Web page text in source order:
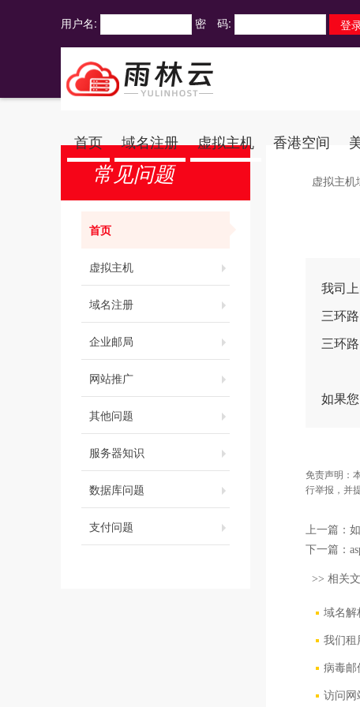
用户名: 密 码:
首页 域名注册 虚拟主机 香港空间
常见问题
首页
虚拟主机
域名注册
企业邮局
网站推广
其他问题
服务器知识
数据库问题
支付问题
虚拟主机
我司
三环
三环
如果
免责声明：
行举报，并
上一篇：
下一篇：
>> 相关
域名解
我们租
病毒邮
访问网